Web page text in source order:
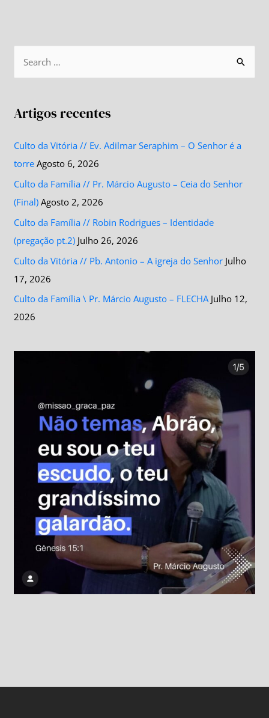
Artigos recentes
Culto da Vitória // Ev. Adilmar Seraphim – O Senhor é a
torre Agosto 6, 2026
Culto da Família // Pr. Márcio Augusto – Ceia do Senhor
(Final) Agosto 2, 2026
Culto da Família // Robin Rodrigues – Identidade
(pregação pt.2) Julho 26, 2026
Culto da Vitória // Pb. Antonio – A igreja do Senhor Julho
17, 2026
Culto da Família \ Pr. Márcio Augusto – FLECHA Julho 12,
2026